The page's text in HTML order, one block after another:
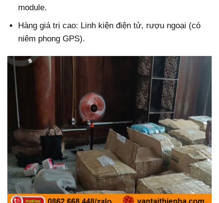
module.
Hàng giá trị cao: Linh kiện điện tử, rượu ngoại (có
niêm phong GPS).